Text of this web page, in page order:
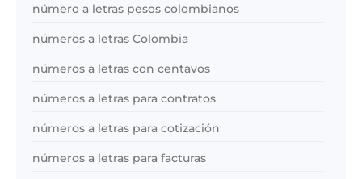
número a letras pesos colombianos
números a letras Colombia
números a letras con centavos
números a letras para contratos
números a letras para cotización
números a letras para facturas